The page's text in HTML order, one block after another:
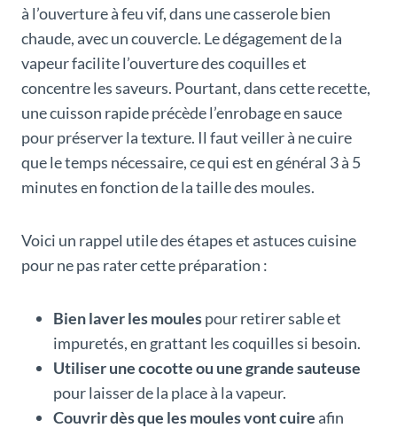
à l’ouverture à feu vif, dans une casserole bien
chaude, avec un couvercle. Le dégagement de la
vapeur facilite l’ouverture des coquilles et
concentre les saveurs. Pourtant, dans cette recette,
une cuisson rapide précède l’enrobage en sauce
pour préserver la texture. Il faut veiller à ne cuire
que le temps nécessaire, ce qui est en général 3 à 5
minutes en fonction de la taille des moules.
Voici un rappel utile des étapes et astuces cuisine
pour ne pas rater cette préparation :
Bien laver les moulespour retirer sable et
impuretés, en grattant les coquilles si besoin.
Utiliser une cocotte ou une grande sauteuse
pour laisser de la place à la vapeur.
Couvrir dès que les moules vont cuireafin